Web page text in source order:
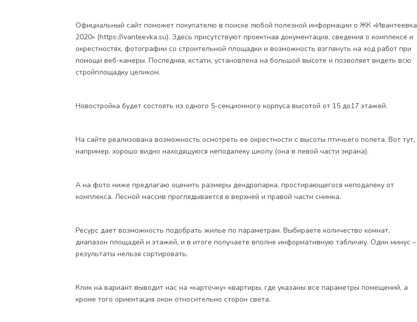
Официальный сайт поможет покупателю в поиске любой полезной информации о ЖК «Ивантеевка
2020» (https://ivanteevka.su). Здесь присутствуют проектная документация, сведения о комплексе и
окрестностях, фотографии со строительной площадки и возможность взглянуть на ход работ при
помощи веб-камеры. Последняя, кстати, установлена на большой высоте и позволяет видеть всю
стройплощадку целиком.
Новостройка будет состоять из одного 5-секционного корпуса высотой от 15 до17 этажей.
На сайте реализована возможность осмотреть ее окрестности с высоты птичьего полета. Вот тут,
например, хорошо видно находящуюся неподалеку школу (она в левой части экрана).
А на фото ниже предлагаю оценить размеры дендропарка, простирающегося неподалеку от
комплекса. Лесной массив проглядывается в верхней и правой части снимка.
Ресурс дает возможность подобрать жилье по параметрам. Выбираете количество комнат,
диапазон площадей и этажей, и в итоге получаете вполне информативную табличку. Один минус –
результаты нельзя сортировать.
Клик на вариант выводит нас на «карточку» квартиры, где указаны все параметры помещений, а
кроме того ориентация окон относительно сторон света.